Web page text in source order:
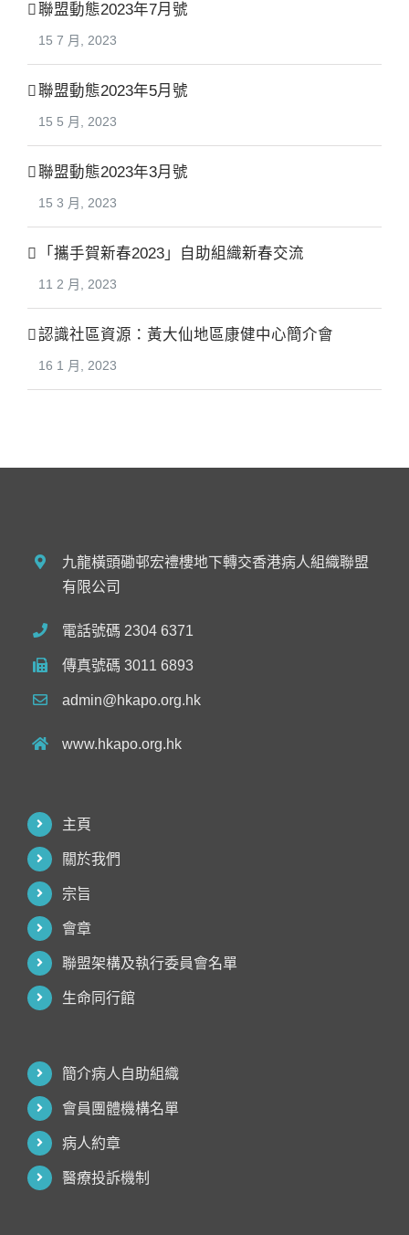
聯盟動態2023年7月號
15 7 月, 2023
聯盟動態2023年5月號
15 5 月, 2023
聯盟動態2023年3月號
15 3 月, 2023
「攜手賀新春2023」自助組織新春交流
11 2 月, 2023
認識社區資源：黃大仙地區康健中心簡介會
16 1 月, 2023
九龍橫頭磡邨宏禮樓地下轉交香港病人組織聯盟
有限公司
電話號碼 2304 6371
傳真號碼 3011 6893
admin@hkapo.org.hk
www.hkapo.org.hk
主頁
關於我們
宗旨
會章
聯盟架構及執行委員會名單
生命同行館
簡介病人自助組織
會員團體機構名單
病人約章
醫療投訴機制